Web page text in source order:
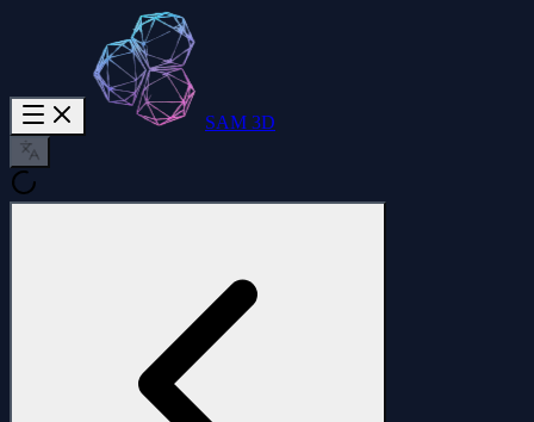
SAM 3D